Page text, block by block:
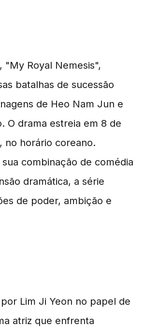
"My Royal Nemesis",
batalhas de sucessão
de Heo Nam Jun e
O drama estreia em 8 de
no horário coreano.
combinação de comédia
dramática, a série
de poder, ambição e
Lim Ji Yeon no papel de
atriz que enfrenta